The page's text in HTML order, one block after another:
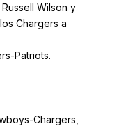
Wilson y
Chargers a
Patriots.
Chargers,